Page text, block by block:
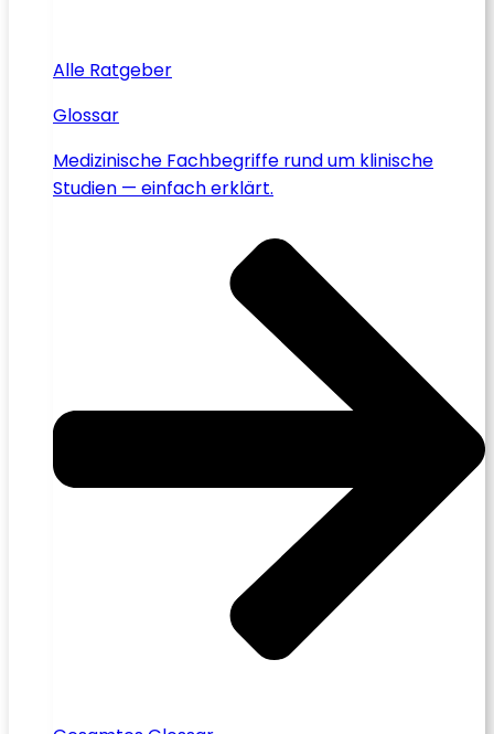
Alle Ratgeber
Glossar
Medizinische Fachbegriffe rund um klinische
Studien — einfach erklärt.